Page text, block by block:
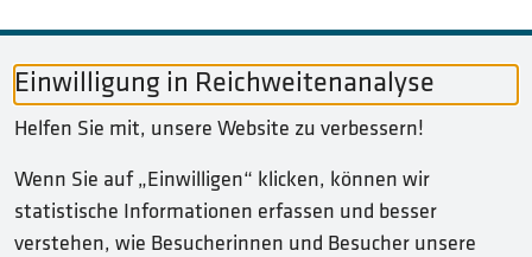
Einwilligung in Reichweitenanalyse
Helfen Sie mit, unsere Website zu verbessern!
Wenn Sie auf „Einwilligen“ klicken, können wir
statistische Informationen erfassen und besser
verstehen, wie Besucherinnen und Besucher unsere
SERVICE-NAVIGATION FUSSBEREICH
INHALT
KONTAKT